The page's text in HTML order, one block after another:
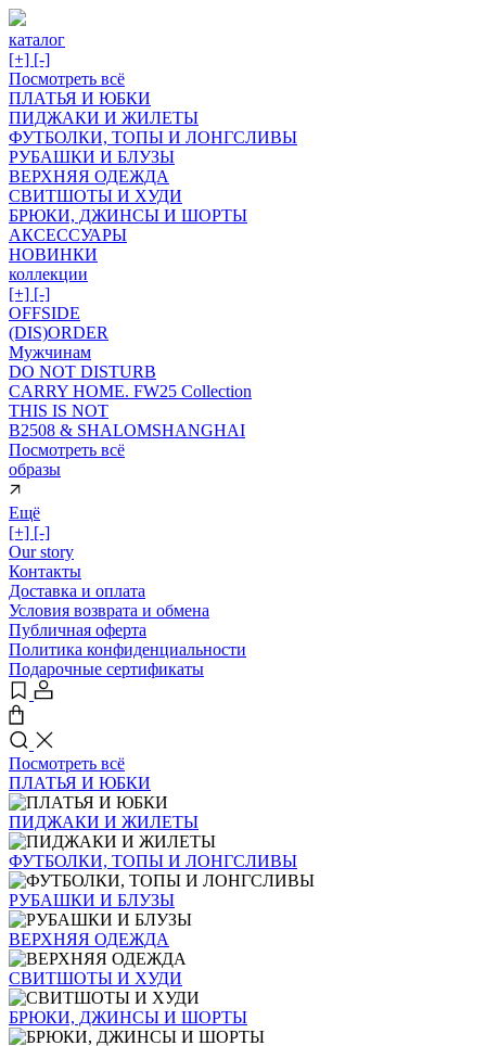
каталог
[+] [-]
Посмотреть всё
ПЛАТЬЯ И ЮБКИ
ПИДЖАКИ И ЖИЛЕТЫ
ФУТБОЛКИ, ТОПЫ И ЛОНГСЛИВЫ
РУБАШКИ И БЛУЗЫ
ВЕРХНЯЯ ОДЕЖДА
СВИТШОТЫ И ХУДИ
БРЮКИ, ДЖИНСЫ И ШОРТЫ
АКСЕССУАРЫ
НОВИНКИ
коллекции
[+] [-]
OFFSIDE
(DIS)ORDER
Мужчинам
DO NOT DISTURB
CARRY HOME. FW25 Collection
THIS IS NOT
B2508 & SHALOMSHANGHAI
Посмотреть всё
образы
Ещё
[+] [-]
Our story
Контакты
Доставка и оплата
Условия возврата и обмена
Публичная оферта
Политика конфиденциальности
Подарочные сертификаты
Посмотреть всё
ПЛАТЬЯ И ЮБКИ
ПИДЖАКИ И ЖИЛЕТЫ
ФУТБОЛКИ, ТОПЫ И ЛОНГСЛИВЫ
РУБАШКИ И БЛУЗЫ
ВЕРХНЯЯ ОДЕЖДА
СВИТШОТЫ И ХУДИ
БРЮКИ, ДЖИНСЫ И ШОРТЫ